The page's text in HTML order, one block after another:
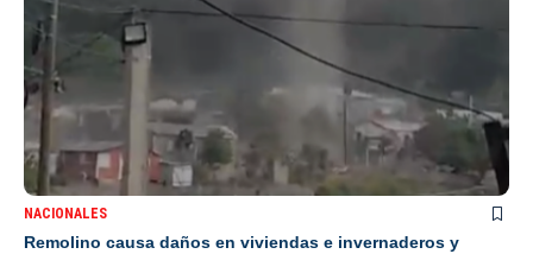
NACIONALES
Remolino causa daños en viviendas e invernaderos y